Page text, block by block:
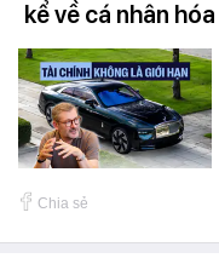
kể về cá nhân
Chia sẻ